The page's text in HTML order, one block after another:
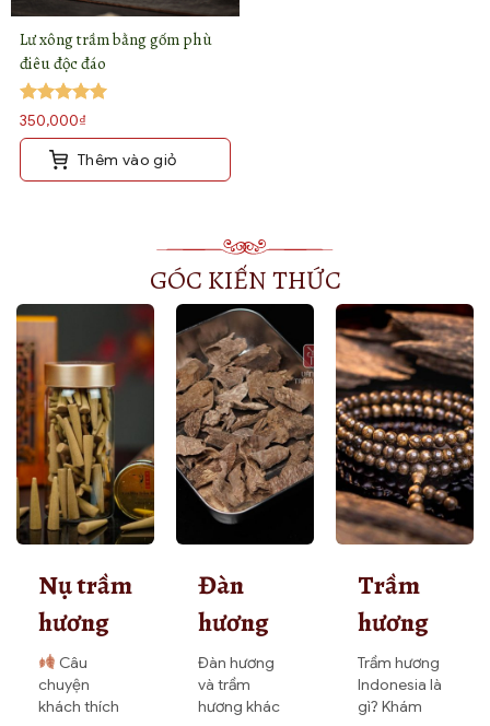
Lư xông trầm bằng gốm phù
điêu độc đáo
Được xếp
hạng55
350,000₫
Thêm vào giỏ
GÓC KIẾN THỨC
Nụ trầm
hương
xay rối
có tốt
Câu
chuyện
khách thích
Đàn
hương
và trầm
hương
Đàn hương
và trầm
hương khác
Trầm
hương
Indonesia
là gì?
Trầm hương
Indonesia là
gì? Khám